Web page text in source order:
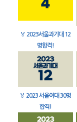
🏅 2023서울과기대 12
명합격!
🏅 2023 서울여대 30명
합격!